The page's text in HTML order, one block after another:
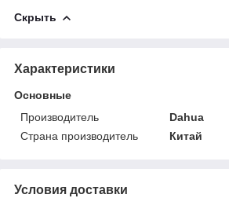
Скрыть
Характеристики
Основные
Производитель
Dahua
Страна производитель
Китай
Условия доставки